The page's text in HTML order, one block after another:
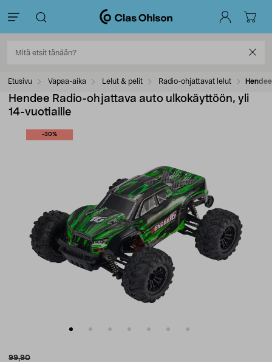
Etusivu Vapaa-aika Lelut & pelit Radio-ohjattavat lelut
Hendee Radio-ohjattava auto ulkokäyttöön, yli
14-vuotiaille
-30%
99,90